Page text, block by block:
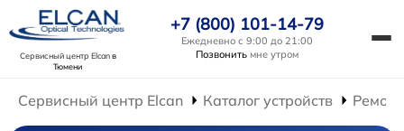
Сервисный центр Elcanв
Тюмени
+7 (800) 101-14-79
Ежедневно с 9:00 до 21:00
Позвонить мне утром
Сервисный центр Elcan Каталог устройств